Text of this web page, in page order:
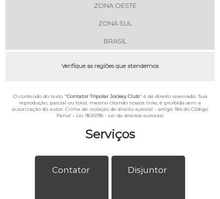
Serviços
Contator Disjuntor
ZONA OESTE
ZONA SUL
BRASIL
Verifique as regiões que atendemos
O conteúdo do texto "Contator Tripolar Jockey Club" é de direito reservado. Sua
reprodução, parcial ou total, mesmo citando nossos links, é proibida sem a
autorização do autor. Crime de violação de direito autoral – artigo 184 do Código
Penal – Lei 9610/98 - Lei de direitos autorais.